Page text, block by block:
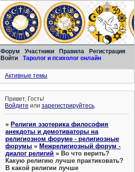
Форум Участники Правила
Регистрация
Войти
Таролог и психолог онлайн
Активные темы
Привет, Гость!
Войдите илизарегистрируйтесь.
»Религия эзотерика философия
анекдоты и демотиваторы на
религиозном форуме - религиозные
форумы »Межрелигиозный форум -
диалог религий »Во что верить?
Какую религию лучше практиковать?
В какой религии лучше